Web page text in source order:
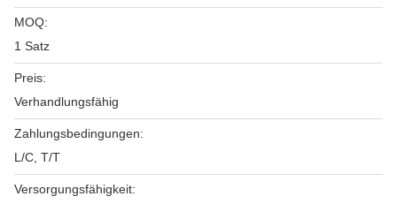
MOQ:
1 Satz
Preis:
Verhandlungsfähig
Zahlungsbedingungen:
L/C, T/T
Versorgungsfähigkeit: